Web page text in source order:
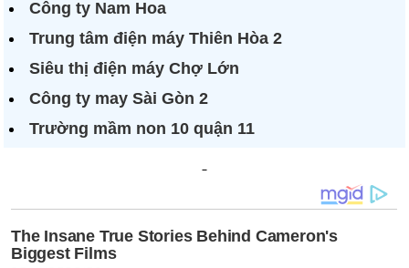
Công ty Nam Hoa
Trung tâm điện máy Thiên Hòa 2
Siêu thị điện máy Chợ Lớn
Công ty may Sài Gòn 2
Trường mầm non 10 quận 11